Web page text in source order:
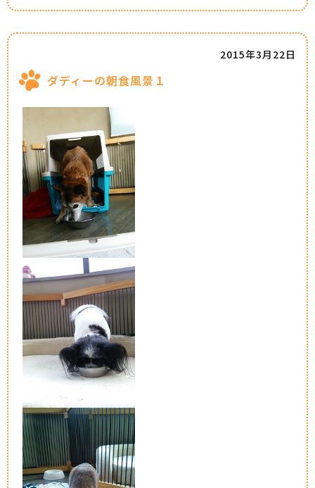
ダディーの朝食風景１
2015年3月22日